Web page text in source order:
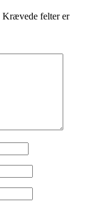
Krævede felter er